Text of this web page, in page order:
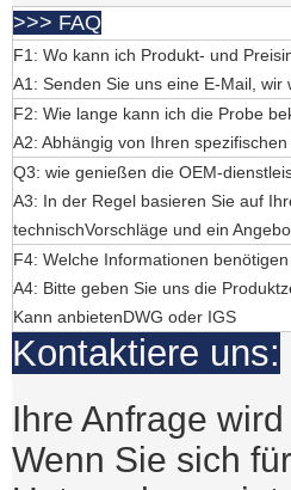
>>> FAQ
F1: Wo kann ich Produkt- und
A1: Senden Sie uns eine E-Mail,
F2: Wie lange kann ich die Probe
A2: Abhängig von Ihren
Q3: wie genießen die OEM-
A3: In der Regel basieren Sie auf
technischVorschläge und ein
F4: Welche Informationen
A4: Bitte geben Sie uns die
Kann anbietenDWG oder IGS
Kontaktiere uns:
Ihre Anfrage
Wenn Sie sich